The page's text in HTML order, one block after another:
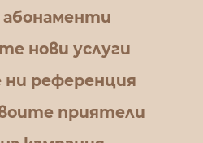
абонаменти
нови услуги
референция
приятели